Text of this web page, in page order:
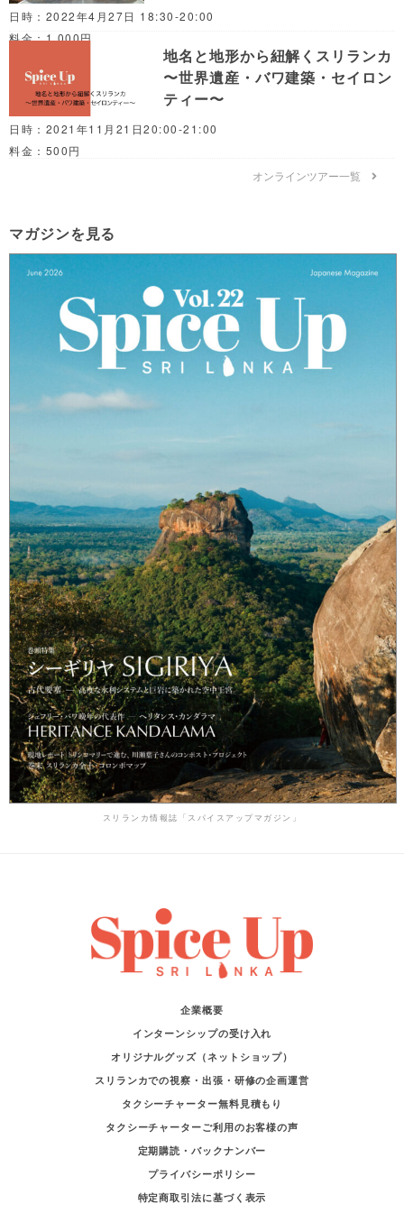
日時：2022年4月27日 18:30-20:00
料金：1,000円
地名と地形から紐解くスリランカ
〜世界遺産・バワ建築・セイロン
ティー〜
日時：2021年11月21日20:00-21:00
料金：500円
オンラインツアー一覧
マガジンを見る
スリランカ情報誌「スパイスアップマガジン」
企業概要
インターンシップの受け入れ
オリジナルグッズ（ネットショップ）
スリランカでの視察・出張・研修の企画運営
タクシーチャーター無料見積もり
タクシーチャーターご利用のお客様の声
定期購読・バックナンバー
プライバシーポリシー
特定商取引法に基づく表示